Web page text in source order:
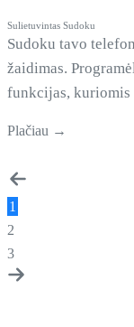
Sulietuvintas Sudoku
Sudoku tavo
žaidimas.
funkcijas, kuriomis
įdėjome reklamos
Plačiau →
1
2
3